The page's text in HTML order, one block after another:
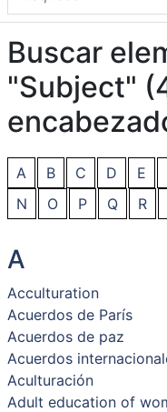
SOBRE EL AUTOR
CONTENIDO
TODOS LOS
CATEGORIAS
OBRAS SOBRE EL
MATERIAS
PALABRAS CLAVES
MULTIMEDIA
GALERÍA
Buscar
"Subject"
A B C D E
N
O P Q R
A
Acculturation
Acuerdos de París
Acuerdos de paz
Acuerdos
Aculturación
Adult education of